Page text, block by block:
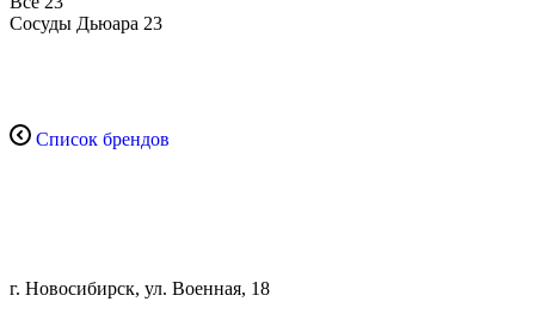
Сосуды Дьюара 23
Список брендов
г. Новосибирск, ул. Военная, 18